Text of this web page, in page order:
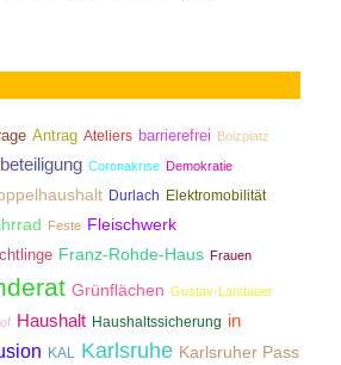
Antrag Ateliers barrierefrei Bolzplatz
Coronakrise Demokratie
Durlach Elektromobilität
Feste Fleischwerk
Franz-Rohde-Haus Frauen
Grünflächen Gustav-Landauer
Haushalt Haushaltssicherung in
KAL Karlsruhe Karlsruher Pass